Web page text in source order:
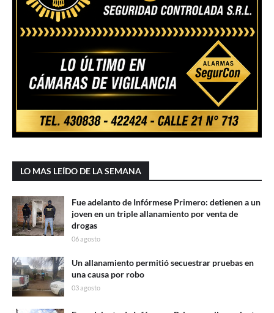
LO MAS LEÍDO DE LA SEMANA
Fue adelanto de Infórmese Primero: detienen a un
joven en un triple allanamiento por venta de
drogas
06 agosto
Un allanamiento permitió secuestrar pruebas en
una causa por robo
03 agosto